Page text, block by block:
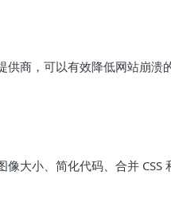
供商，可以有效降低网站崩溃
大小、简化代码、合并 CSS